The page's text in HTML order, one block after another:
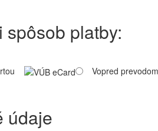
spôsob platby:
Vopred
údaje